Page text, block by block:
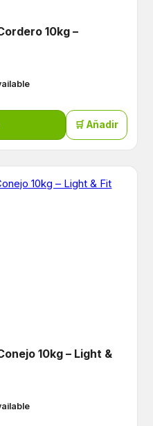
10kg –
🛒 Añadir
10kg – Light &